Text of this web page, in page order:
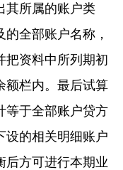
其所属的账户类
全部账户名称，
把资料中所列期初
额栏内。最后试算
等于全部账户贷方
设的相关明细账户
后方可进行本期业